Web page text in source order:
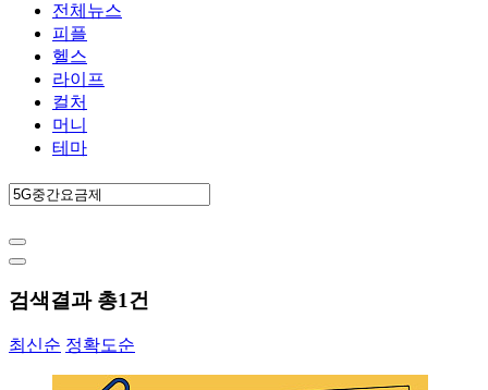
전체뉴스
피플
헬스
라이프
컬처
머니
테마
검색결과 총1건
최신순 정확도순